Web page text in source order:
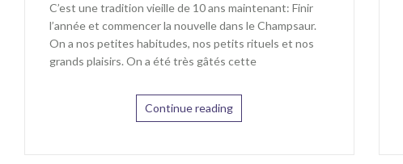
C’est une tradition vieille de 10 ans maintenant: Finir
l’année et commencer la nouvelle dans le Champsaur.
On a nos petites habitudes, nos petits rituels et nos
grands plaisirs. On a été très gâtés cette
Continue reading